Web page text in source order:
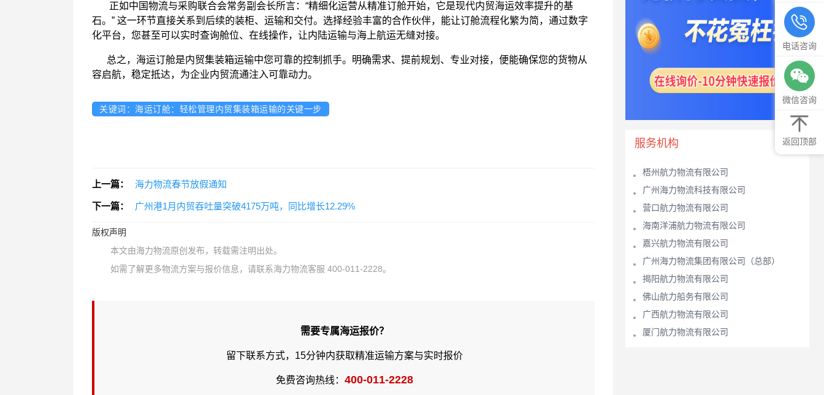
正如中国物流与采购联合会常务副会长所言：“精细化运营从精准订舱开始，它是现代内贸海运效率提升的基
石。” 这一环节直接关系到后续的装柜、运输和交付。选择经验丰富的合作伙伴，能让订舱流程化繁为简，通过数字
化平台，您甚至可以实时查询舱位、在线操作，让内陆运输与海上航运无缝对接。
总之，海运订舱是内贸集装箱运输中您可靠的控制抓手。明确需求、提前规划、专业对接，便能确保您的货物从
容启航，稳定抵达，为企业内贸流通注入可靠动力。
关键词：海运订舱：轻松管理内贸集装箱运输的关键一步
上一篇： 海力物流春节放假通知
下一篇： 广州港1月内贸吞吐量突破4175万吨，同比增长12.29%
版权声明
本文由海力物流原创发布，转载需注明出处。
如需了解更多物流方案与报价信息，请联系海力物流客服 400-011-2228。
需要专属海运报价？
留下联系方式，15分钟内获取精准运输方案与实时报价
免费咨询热线： 400-011-2228
服务机构
梧州航力物流有限公司
广州海力物流科技有限公司
营口航力物流有限公司
海南洋浦航力物流有限公司
嘉兴航力物流有限公司
广州海力物流集团有限公司（总部）
揭阳航力物流有限公司
佛山航力船务有限公司
广西航力物流有限公司
厦门航力物流有限公司
电话咨询
微信咨询
返回顶部